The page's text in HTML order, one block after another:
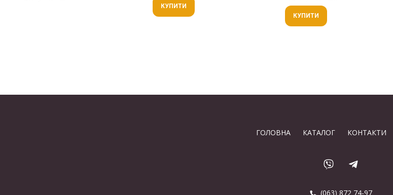
КУПИТИ
КУПИТИ
ГОЛОВНА КАТАЛОГ КОНТАКТИ
(063) 872 74-97